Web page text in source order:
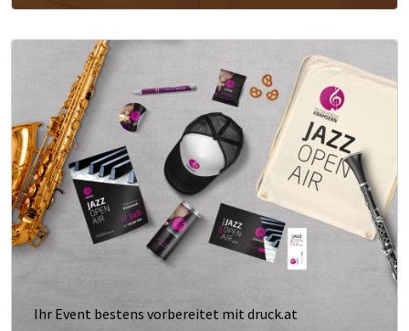
Ihr Event bestens vorbereitet mit druck.at